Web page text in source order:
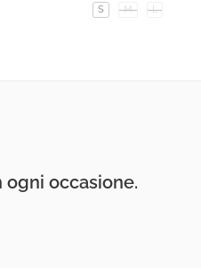
S M L
occasione.